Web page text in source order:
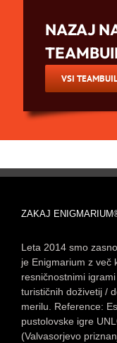
NAZAJ
VSI
ZAKAJ
Leta 2014 smo
je Enigmarium z več
resničnostnimi
turističnih doživetij /
merilu. Reference:
pustolovske igre
(Valvasorjevo